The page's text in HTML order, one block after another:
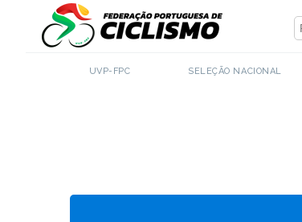
UVP-FPC SELEÇÃO NACIONAL